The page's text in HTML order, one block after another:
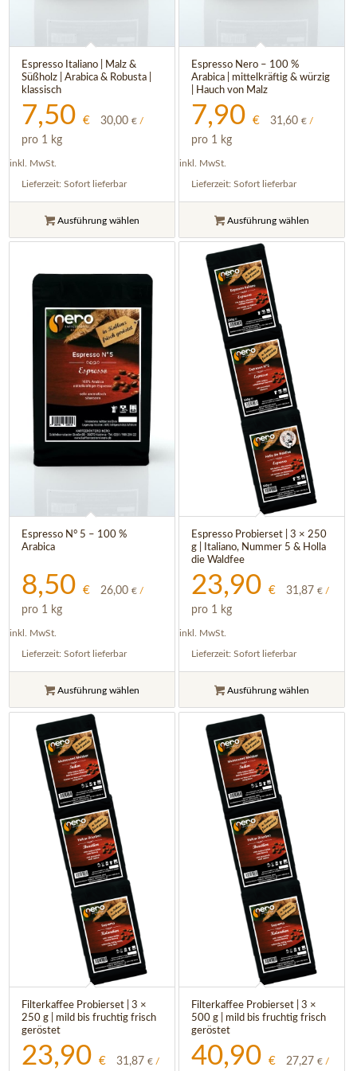
4.50
Espresso Italiano | Malz &
Süßholz | Arabica & Robusta |
klassisch
7,50€ 30,00€ /
pro 1 kg
inkl. MwSt.
Lieferzeit:Sofort lieferbar
Ausführung wählen
Espresso Nero – 100 %
Arabica | mittelkräftig & würzig
| Hauch von Malz
7,90 € 31,60 €/
pro 1 kg
inkl. MwSt.
Lieferzeit: Sofort lieferbar
Ausführung wählen
Espresso N° 5 – 100 %
Arabica
8,50€ 26,00€ /
pro 1 kg
inkl. MwSt.
Lieferzeit:Sofort lieferbar
Ausführung wählen
Espresso Probierset | 3 × 250
g | Italiano, Nummer 5 & Holla
die Waldfee
23,90 € 31,87 €/
pro 1 kg
inkl. MwSt.
Lieferzeit: Sofort lieferbar
Ausführung wählen
Filterkaffee Probierset | 3 ×
250 g | mild bis fruchtig frisch
geröstet
23,90€ 31,87€ /
Filterkaffee Probierset | 3 ×
500 g | mild bis fruchtig frisch
geröstet
40,90 € 27,27 €/